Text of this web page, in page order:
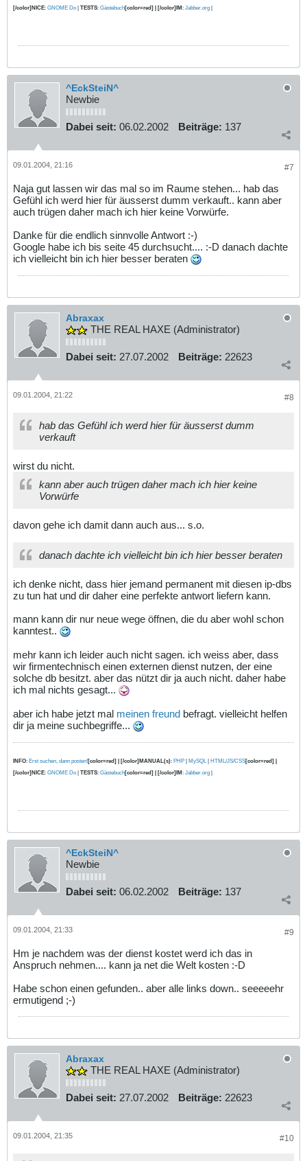
[/color]NICE: GNOME Do TESTS: Gästebuch[color=red] | [/color]IM : Jabber.org
^EckSteiN^
Newbie
Dabei seit: 06.02.2002 Beiträge: 137
#7
09.01.2004, 21:16
Naja gut lassen wir das mal so im Raume stehen... hab das
Gefühl ich werd hier für äusserst dumm verkauft.. kann aber
auch trügen daher mach ich hier keine Vorwürfe.
Danke für die endlich sinnvolle Antwort :-)
Google habe ich bis seite 45 durchsucht.... :-D danach dachte
ich vielleicht bin ich hier besser beraten
Abraxax
THE REAL HAXE (Administrator)
Dabei seit: 27.07.2002 Beiträge: 22623
#8
09.01.2004, 21:22
hab das Gefühl ich werd hier für äusserst dumm
verkauft
wirst du nicht.
kann aber auch trügen daher mach ich hier keine
Vorwürfe
davon gehe ich damit dann auch aus... s.o.
danach dachte ich vielleicht bin ich hier besser beraten
ich denke nicht, dass hier jemand permanent mit diesen ip-dbs
zu tun hat und dir daher eine perfekte antwort liefern kann.
mann kann dir nur neue wege öffnen, die du aber wohl schon
kanntest..
mehr kann ich leider auch nicht sagen. ich weiss aber, dass
wir firmentechnisch einen externen dienst nutzen, der eine
solche db besitzt. aber das nützt dir ja auch nicht. daher habe
ich mal nichts gesagt...
aber ich habe jetzt mal meinen freund befragt. vielleicht helfen
dir ja meine suchbegriffe...
INFO: Erst suchen, dann posten![color=red] | [/color]MANUAL(s): PHP MySQL| HTML/JS/CSS[color=red] |
[/color]NICE: GNOME Do TESTS: Gästebuch[color=red] | [/color]IM : Jabber.org
^EckSteiN^
Newbie
Dabei seit: 06.02.2002 Beiträge: 137
#9
09.01.2004, 21:33
Hm je nachdem was der dienst kostet werd ich das in
Anspruch nehmen.... kann ja net die Welt kosten :-D
Habe schon einen gefunden.. aber alle links down.. seeeeehr
ermutigend ;-)
Abraxax
THE REAL HAXE (Administrator)
Dabei seit: 27.07.2002 Beiträge: 22623
#10
09.01.2004, 21:35